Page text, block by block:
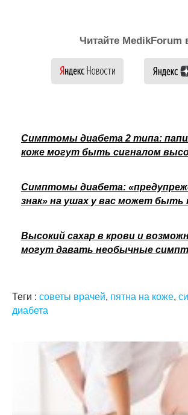
Читайте MedikForum
Симптомы диабета 2 типа:
коже могут быть сигналом
Симптомы диабета:
знак» на ушах у вас может быть
Высокий сахар в крови и
могут давать необычные
Теги : советы врачей, пятна на коже,
диабета